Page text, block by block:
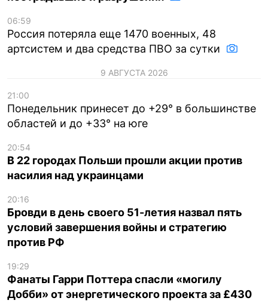
06:59
Россия потеряла еще 1470 военных, 48
артсистем и два средства ПВО за сутки
9 АВГУСТА 2026
21:00
Понедельник принесет до +29° в большинстве
областей и до +33° на юге
20:54
В 22 городах Польши прошли акции против
насилия над украинцами
20:16
Бровди в день своего 51-летия назвал пять
условий завершения войны и стратегию
против РФ
19:29
Фанаты Гарри Поттера спасли «могилу
Добби» от энергетического проекта за £430